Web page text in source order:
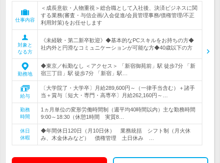
仕事内容
＜成長意欲・人物重視＞総合職として入社後、決済ビジネスに関
する業務(審査・与信企画/入会促進/会員管理事務/債権管理/不正
利用対策)をお任せします
対象と
なる方
《未経験・第二新卒歓迎》◆基本的なPCスキルをお持ちの方◆
社内外と円滑なコミュニケーションが可能な方◆40歳以下の方
勤務地
◆東京／転勤なし ＜アクセス＞ 「新宿御苑前」駅 徒歩7分 「新
宿三丁目」駅 徒歩7分 「新宿」駅…
給与
〔大学院了・大学卒〕月給289,600円～（一律手当含む）＋諸手
当＋賞与〔短大・専門・高専卒〕月給262,160円～…
勤務
時間
1ヵ月単位の変形労働時間制（週平均40時間以内）主な勤務時間
9:00～18:30（休憩1時間 実質8…
休日
休暇
◆年間休日120日（月10日休） 業務統括 シフト制（月火休
み、木金休みなど） 債権管理 土日休み …